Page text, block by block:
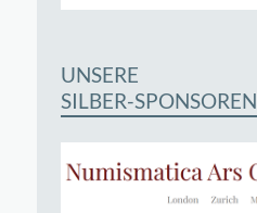
UNSERE
SILBER-SPONSOREN